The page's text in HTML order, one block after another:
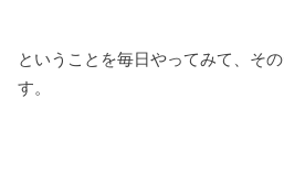
ということを毎日やってみて、そ
す。